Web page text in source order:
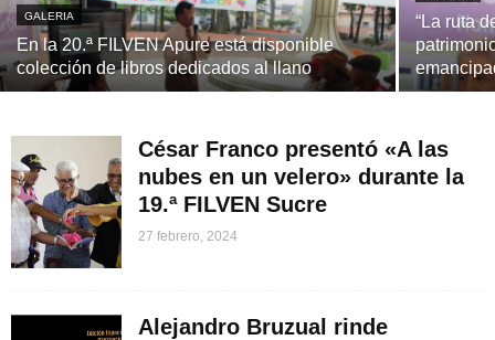
GALERIA
En la 20.ª FILVEN Apure está disponible
colección de libros dedicados al llano
“La ruta
César Franco presentó «A las
nubes en un velero» durante la
19.ª FILVEN Sucre
27 febrero, 2024
Alejandro Bruzual rinde